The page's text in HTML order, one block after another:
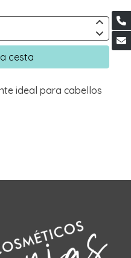
cesta
ideal para cabellos